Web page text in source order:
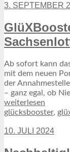
3. SEPTEMBER
Ab sofort kann
mit dem neuen
der
– ganz egal, ob
weiterlesen
glücksbooster,
10. JULI 2024